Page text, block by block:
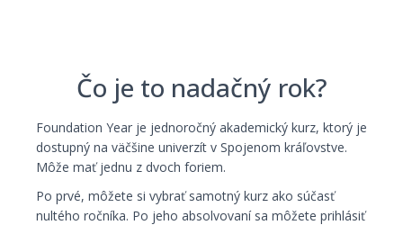
Čo je to nadačný rok?
Foundation Year je jednoročný akademický kurz, ktorý je
dostupný na väčšine univerzít v Spojenom kráľovstve.
Môže mať jednu z dvoch foriem.
Po prvé, môžete si vybrať samotný kurz ako súčasť
nultého ročníka. Po jeho absolvovaní sa môžete prihlásiť